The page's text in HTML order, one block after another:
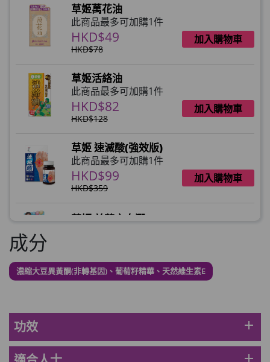
草姬萬花油
此商品最多可加購1件
HKD$49
HKD$78
加入購物車
草姬活絡油
此商品最多可加購1件
HKD$82
HKD$128
加入購物車
草姬 速滅酸(強效版)
此商品最多可加購1件
HKD$99
HKD$359
加入購物車
草姬 益菌之白潤
草姬 調經緊緻寶(27年2月到期)
男補精力丸5:1 (到期日2028年1月)
成分
濃縮大豆異黃酮(非轉基因)、葡萄籽精華、天然維生素E
功效 add
add